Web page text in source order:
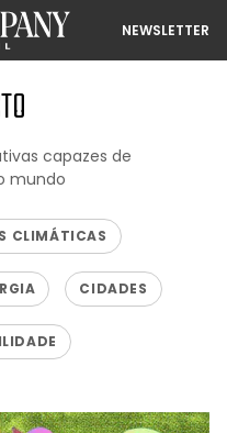
NEWSLETTER
capazes de
mundo
CLIMÁTICAS
CIDADES